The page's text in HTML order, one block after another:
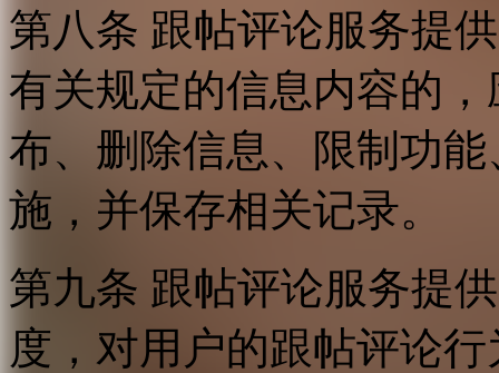
第八条 跟帖评论服务提
有关规定的信息内容的
布、删除信息、限制功
施，并保存相关记录。
第九条 跟帖评论服务提
度，对用户的跟帖评论